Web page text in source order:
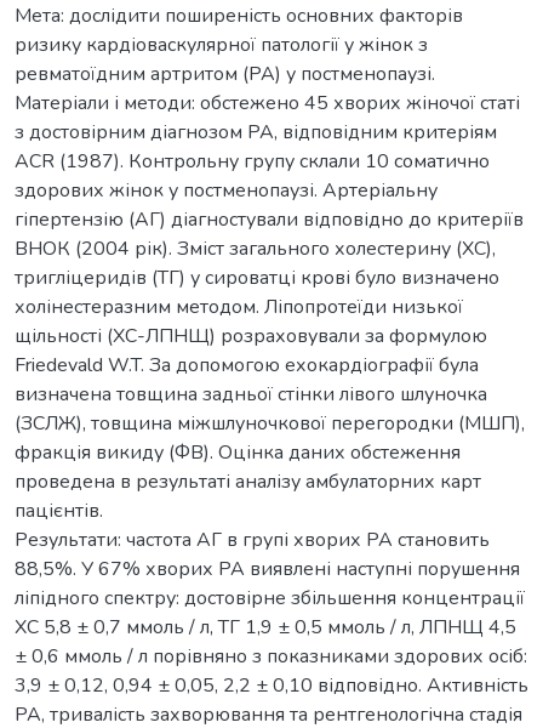
Мета: дослідити поширеність основних факторів
ризику кардіоваскулярної патології у жінок з
ревматоїдним артритом (РА) у постменопаузі.
Матеріали і методи: обстежено 45 хворих жіночої статі
з достовірним діагнозом РА, відповідним критеріям
ACR (1987). Контрольну групу склали 10 соматично
здорових жінок у постменопаузі. Артеріальну
гіпертензію (АГ) діагностували відповідно до критеріїв
ВНОК (2004 рік). Зміст загального холестерину (ХС),
тригліцеридів (ТГ) у сироватці крові було визначено
холінестеразним методом. Ліпопротеїди низької
щільності (ХС-ЛПНЩ) розраховували за формулою
Friedevald W.T. За допомогою ехокардіографії була
визначена товщина задньої стінки лівого шлуночка
(ЗСЛЖ), товщина міжшлуночкової перегородки (МШП),
фракція викиду (ФВ). Оцінка даних обстеження
проведена в результаті аналізу амбулаторних карт
пацієнтів.
Результати: частота АГ в групі хворих РА становить
88,5%. У 67% хворих РА виявлені наступні порушення
ліпідного спектру: достовірне збільшення концентрації
ХС 5,8 ± 0,7 ммоль / л, ТГ 1,9 ± 0,5 ммоль / л, ЛПНЩ 4,5
± 0,6 ммоль / л порівняно з показниками здорових осіб:
3,9 ± 0,12, 0,94 ± 0,05, 2,2 ± 0,10 відповідно. Активність
РА, тривалість захворювання та рентгенологічна стадія